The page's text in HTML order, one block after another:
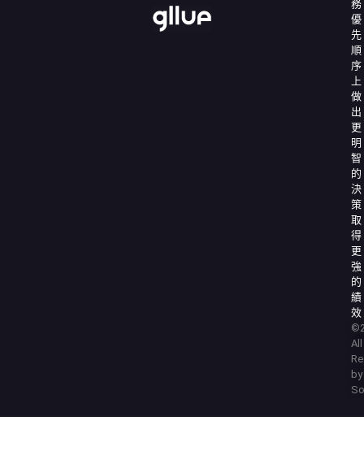
務
優
先
順
序
上
做
出
更
明
智
的
決
策
取
得
更
強
的
績
效